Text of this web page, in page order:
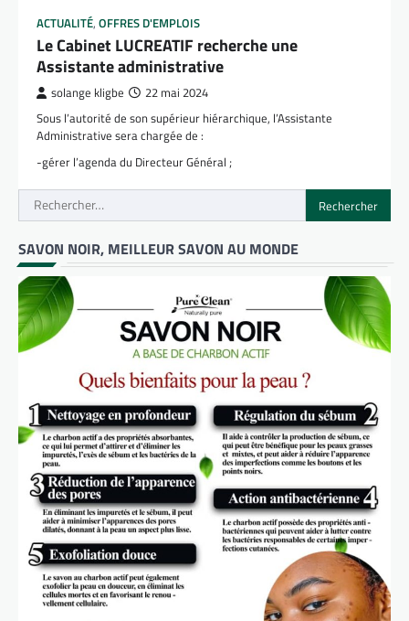
ACTUALITÉ, OFFRES D'EMPLOIS
Le Cabinet LUCREATIF recherche une
Assistante administrative
solange kligbe 22 mai 2024
Sous l’autorité de son supérieur hiérarchique, l’Assistante
Administrative sera chargée de :
-gérer l’agenda du Directeur Général ;
Rechercher :
SAVON NOIR, MEILLEUR SAVON AU MONDE